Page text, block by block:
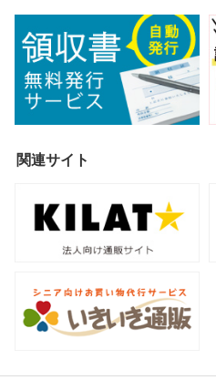
関連サイト